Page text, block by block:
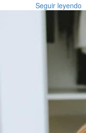
Seguir leyendo